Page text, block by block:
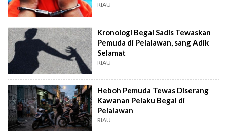
RIAU
Kronologi Begal Sadis Tewaskan
Pemuda di Pelalawan, sang Adik
Selamat
RIAU
Heboh Pemuda Tewas Diserang
Kawanan Pelaku Begal di
Pelalawan
RIAU